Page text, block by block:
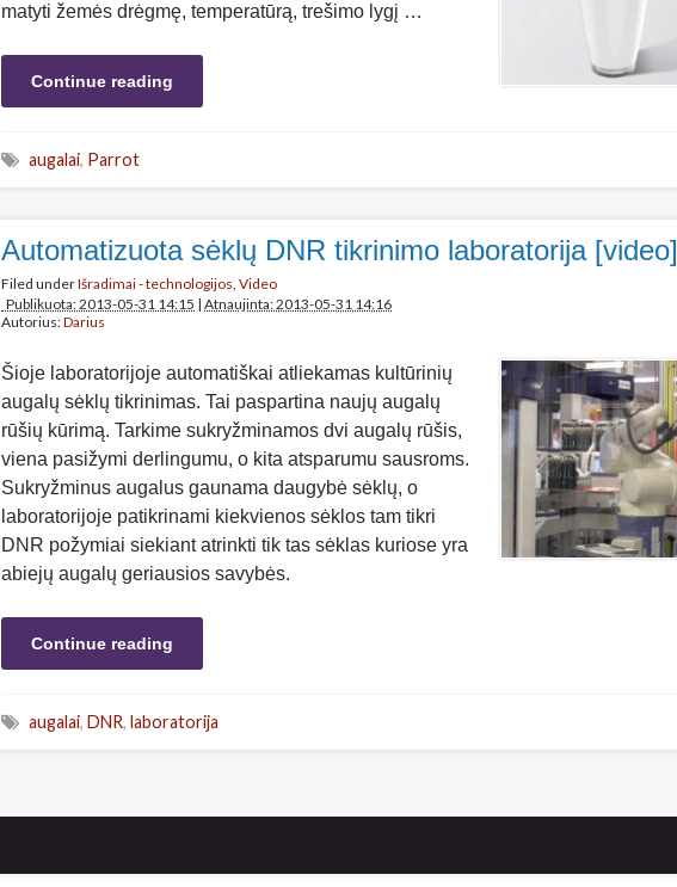
matyti žemės drėgmę, temperatūrą, trešimo lygį …
Continue reading
augalai, Parrot
Automatizuota sėklų DNR tikrinimo laboratorija [video]
Filed underIšradimai - technologijos, Video
Publikuota: 2013-05-31 14:15 | Atnaujinta: 2013-05-31 14:16
Autorius:Darius
Šioje laboratorijoje automatiškai atliekamas kultūrinių
augalų sėklų tikrinimas. Tai paspartina naujų augalų
rūšių kūrimą. Tarkime sukryžminamos dvi augalų rūšis,
viena pasižymi derlingumu, o kita atsparumu sausroms.
Sukryžminus augalus gaunama daugybė sėklų, o
laboratorijoje patikrinami kiekvienos sėklos tam tikri
DNR požymiai siekiant atrinkti tik tas sėklas kuriose yra
abiejų augalų geriausios savybės.
Continue reading
augalai, DNR, laboratorija